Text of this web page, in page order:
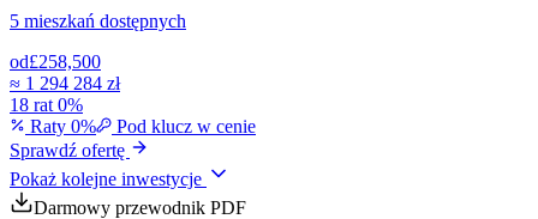
5 mieszkań dostępnych
od£258,500
≈ 1 294 284 zł
18 rat 0%
Raty 0%
Pod klucz w cenie
Sprawdź ofertę
Pokaż kolejne inwestycje
Darmowy przewodnik PDF